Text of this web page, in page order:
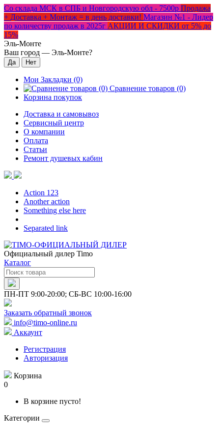
Со склада МСК в СПБ и Новгородскую обл - 7500р Продажа
+ Доставка + Монтаж = в день доставки! Магазин №1 - Лидер
по количеству продаж в 2025г АКЦИИ И СКИДКИ от 5% до
15%
Эль-Монте
Ваш город — Эль-Монте?
Мои Закладки (0)
Сравнение товаров (0)
Корзина покупок
Доставка и самовывоз
Сервисный центр
О компании
Оплата
Статьи
Ремонт душевых кабин
Action 123
Another action
Something else here
Separated link
Официальный дилер Timo
Каталог
ПН-ПТ 9:00-20:00; СБ-ВС 10:00-16:00
Заказать обратный звонок
info@timo-online.ru
Аккаунт
Регистрация
Авторизация
Корзина
0
В корзине пусто!
Категории